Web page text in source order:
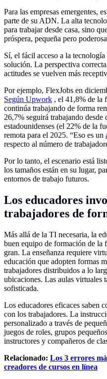
Para las empresas emergentes,
parte de su ADN. La alta
para trabajar desde casa, sino
próspera, pequeña pero
Sí, el fácil acceso a la
solución. La perspectiva
actitudes se vuelven más
Por ejemplo, FlexJobs en
Según Upwork , el 41,8% de la
continúa trabajando de forma
26,7% seguirá trabajando
estadounidenses (el 22% de la
remota para el 2025. “Eso es un
respecto al número de
Por lo tanto, el escenario está
los tamaños están en su lugar,
entornos de trabajo futuros.
Los educadores
trabajadores de
Más allá de la TI necesaria, la
buen equipo de formación de la
gran. La enseñanza requiere
educación que adopten formas
trabajadores distribuidos a lo
ubicaciones. Las aulas virtuales
sofisticada.
Los educadores eficaces saben
con los trabajadores. La
personalizado a través de
juegos de roles, grupos
instructores y compañeros de
Relacionado: Los 3 errores
creadores de cursos en línea